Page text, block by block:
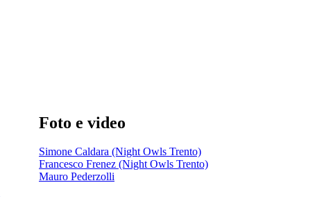
Foto e video
Simone Caldara (Night Owls Trento)
Francesco Frenez (Night Owls Trento)
Mauro Pederzolli